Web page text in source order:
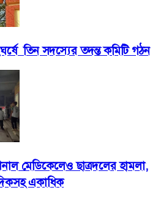
তিন সদস্যের তদন্ত কমিটি গঠন
মেডিকেলেও ছাত্রদলের হামলা,
একাধিক